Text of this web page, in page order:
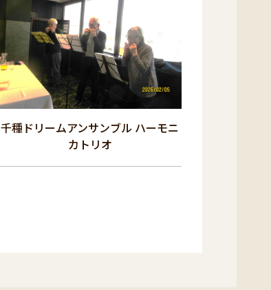
千種ドリームアンサンブル ハーモニ
カトリオ